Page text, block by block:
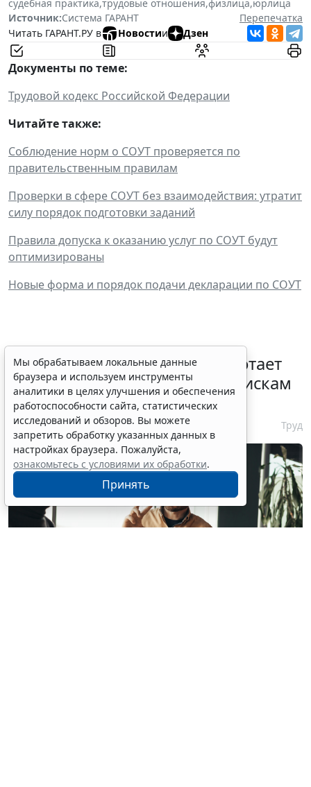
судебная практика,трудовые отношения,физлица,юрлица
Источник:Система ГАРАНТ
Перепечатка
Читать ГАРАНТ.РУ в
Новостии Дзен
Документы по теме:
Трудовой кодекс Российской Федерации
Читайте также:
Соблюдение норм о СОУТ проверяется по
правительственным правилам
Проверки в сфере СОУТ без взаимодействия: утратит
силу порядок подготовки заданий
Правила допуска к оказанию услуг по СОУТ будут
оптимизированы
Новые форма и порядок подачи декларации по СОУТ
С 1 февраля 2027 года заработает
ГОСТ по психосоциальным рискам
на рабочем месте
7 августа 2026 17:11 Труд
Мы обрабатываем локальные данные
браузера и используем инструменты
аналитики в целях улучшения и обеспечения
работоспособности сайта, статистических
исследований и обзоров. Вы можете
запретить обработку указанных данных в
настройках браузера. Пожалуйста,
ознакомьтесь с условиями их обработки.
Принять